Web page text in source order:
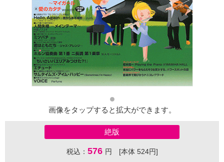
画像をタップすると拡大ができます。
絶版
税込： 576 円 [本体 524円]